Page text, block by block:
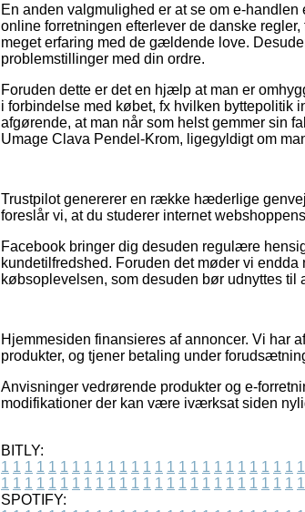
En anden valgmulighed er at se om e-
online forretningen efterlever de danske
meget erfaring med de gældende love.
problemstillinger med din ordre.
Foruden dette er det en hjælp at man er
i forbindelse med købet, fx hvilken byttepolitik
afgørende, at man når som helst gemmer sin
Umage Clava Pendel-Krom, ligegyldigt om
Trustpilot genererer en række hæderlige
foreslår vi, at du studerer internet
Facebook bringer dig desuden regulære
kundetilfredshed. Foruden det møder vi
købsoplevelsen, som desuden bør udnyttes til
Hjemmesiden finansieres af annoncer. Vi har
produkter, og tjener betaling under
Anvisninger vedrørende produkter og e-
modifikationer der kan være iværksat siden
BITLY:
1 1 1 1 1 1 1 1 1 1 1 1 1 1 1 1 1 1 1 1 1 1 1 1 1 1
1 1 1 1 1 1 1 1 1 1 1 1 1 1 1 1 1 1 1 1 1 1 1 1 1 1
SPOTIFY: